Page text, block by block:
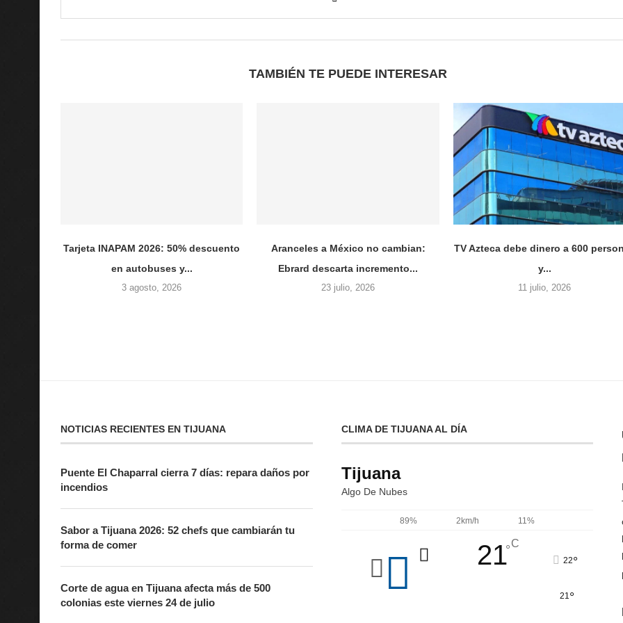
TAMBIÉN TE PUEDE INTERESAR
Tarjeta INAPAM 2026: 50% descuento
en autobuses y...
3 agosto, 2026
Aranceles a México no cambian:
Ebrard descarta incremento...
23 julio, 2026
TV Azteca debe dinero a 600
y...
11 julio, 2026
NOTICIAS RECIENTES EN TIJUANA
Puente El Chaparral cierra 7 días: repara daños por
incendios
Sabor a Tijuana 2026: 52 chefs que cambiarán tu
forma de comer
Corte de agua en Tijuana afecta más de 500
colonias este viernes 24 de julio
CLIMA DE TIJUANA AL DÍA
Tijuana
Algo De Nubes
89% 2km/h 11%
21°C
22°
21 °